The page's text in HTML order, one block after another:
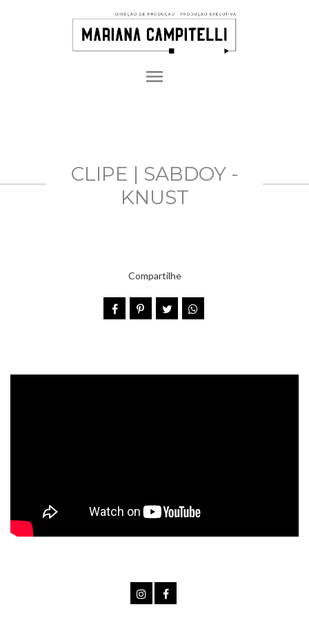
menu
CLIPE | SABDOY -
KNUST
Compartilhe